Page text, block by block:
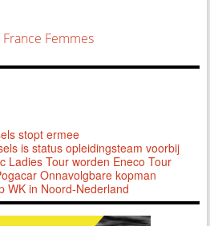
Femmes
stopt ermee
is status opleidingsteam voorbij
Ladies Tour worden Eneco Tour
Onnavolgbare kopman
WK in Noord-Nederland